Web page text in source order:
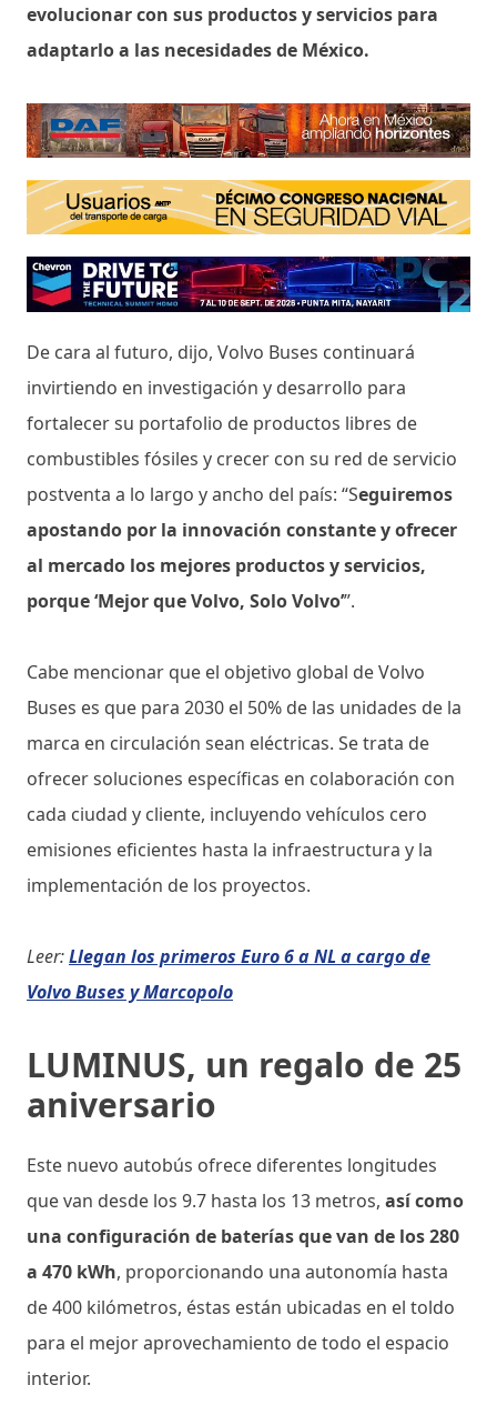
evolucionar con sus productos y servicios para
adaptarlo a las necesidades de México.
De cara al futuro, dijo, Volvo Buses continuará
invirtiendo en investigación y desarrollo para
fortalecer su portafolio de productos libres de
combustibles fósiles y crecer con su red de servicio
postventa a lo largo y ancho del país: “Seguiremos
apostando por la innovación constante y ofrecer
al mercado los mejores productos y servicios,
porque ‘Mejor que Volvo, Solo Volvo’”.
Cabe mencionar que el objetivo global de Volvo
Buses es que para 2030 el 50% de las unidades de la
marca en circulación sean eléctricas. Se trata de
ofrecer soluciones específicas en colaboración con
cada ciudad y cliente, incluyendo vehículos cero
emisiones eficientes hasta la infraestructura y la
implementación de los proyectos.
Leer:Llegan los primeros Euro 6 a NL a cargo de
Volvo Buses y Marcopolo
LUMINUS, un regalo de 25
aniversario
Este nuevo autobús ofrece diferentes longitudes
que van desde los 9.7 hasta los 13 metros, así como
una configuración de baterías que van de los 280
a 470 kWh, proporcionando una autonomía hasta
de 400 kilómetros, éstas están ubicadas en el toldo
para el mejor aprovechamiento de todo el espacio
interior.